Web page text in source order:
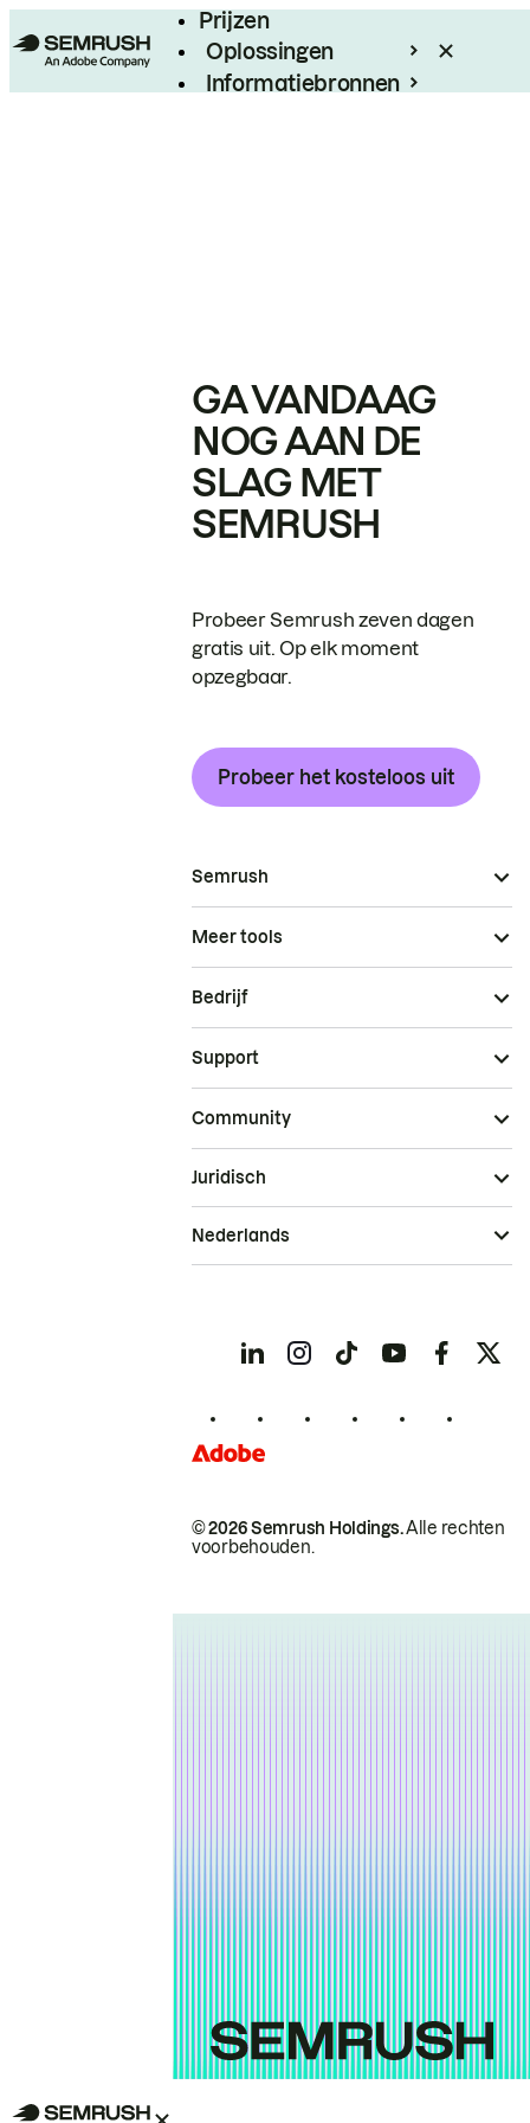
Prijzen
Oplossingen
Informatiebronnen
GA VANDAAG
NOG AAN DE
SLAG MET
SEMRUSH
Probeer Semrush zeven dagen
gratis uit. Op elk moment
opzegbaar.
Probeer het kosteloos uit
Semrush
Meer tools
Bedrijf
Support
Community
© 2026 Semrush Holdings.Alle rechten
voorbehouden.
Juridisch
Nederlands